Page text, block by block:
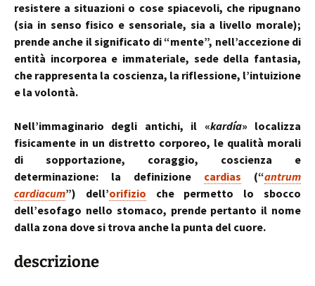
resistere a situazioni o cose spiacevoli, che ripugnano
(sia in senso fisico e sensoriale, sia a livello morale);
prende anche il significato di “mente”, nell’accezione di
entità incorporea e immateriale, sede della fantasia,
che rappresenta la coscienza, la riflessione, l’intuizione
e la volontà.
Nell’immaginario degli antichi, il «kardía» localizza
fisicamente in un distretto corporeo, le qualità morali
di sopportazione, coraggio, coscienza e
determinazione: la definizione cardias (“antrum
cardiacum”) dell’orifizio che permetto lo sbocco
dell’esofago nello stomaco, prende pertanto il nome
dalla zona dove si trova anche la punta del cuore.
descrizione